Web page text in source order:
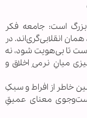
است: جامعه فکر
انقلابی‌گری‌اند. در
تا بی‌هویت شود، نه
میانِ نرمیِ اخلاق و
خاطر از افراط و سبکِ
معنای عمیقِ